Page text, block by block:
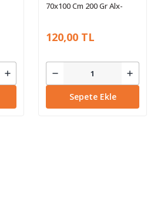
70x100 Cm 200 Gr Alx-
120,00 TL
Sepete Ekle